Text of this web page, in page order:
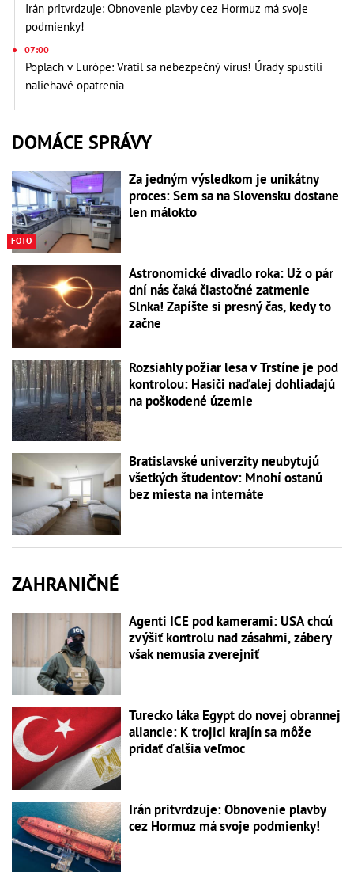
Irán pritvrdzuje: Obnovenie plavby cez Hormuz má svoje
podmienky!
07:00
Poplach v Európe: Vrátil sa nebezpečný vírus! Úrady spustili
naliehavé opatrenia
DOMÁCE SPRÁVY
FOTO
Za jedným výsledkom je unikátny
proces: Sem sa na Slovensku dostane
len málokto
Astronomické divadlo roka: Už o pár
dní nás čaká čiastočné zatmenie
Slnka! Zapíšte si presný čas, kedy to
začne
Rozsiahly požiar lesa v Trstíne je pod
kontrolou: Hasiči naďalej dohliadajú
na poškodené územie
Bratislavské univerzity neubytujú
všetkých študentov: Mnohí ostanú
bez miesta na internáte
ZAHRANIČNÉ
Agenti ICE pod kamerami: USA chcú
zvýšiť kontrolu nad zásahmi, zábery
však nemusia zverejniť
Turecko láka Egypt do novej obrannej
aliancie: K trojici krajín sa môže
pridať ďalšia veľmoc
Irán pritvrdzuje: Obnovenie plavby
cez Hormuz má svoje podmienky!